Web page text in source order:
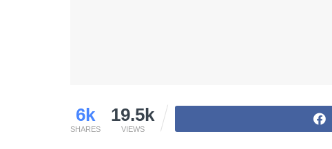
6k
SHARES
19.5k
VIEWS